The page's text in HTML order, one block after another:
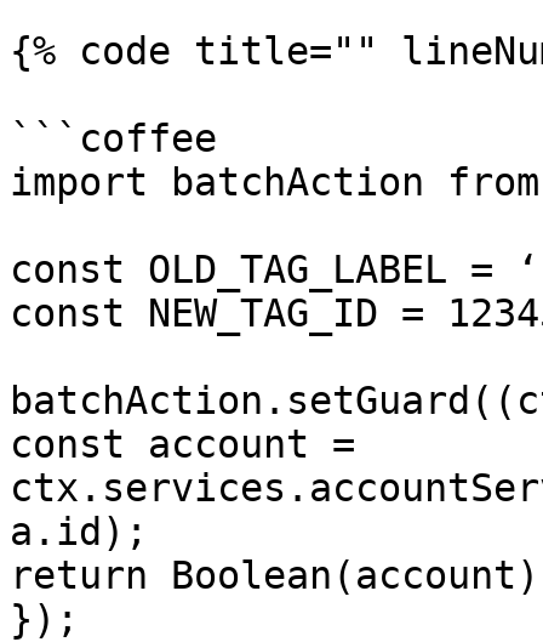
{% code title=""
```coffee
import batchAction
const OLD_TAG_LABEL
const NEW_TAG_ID =
const account =
a.id);
return
});